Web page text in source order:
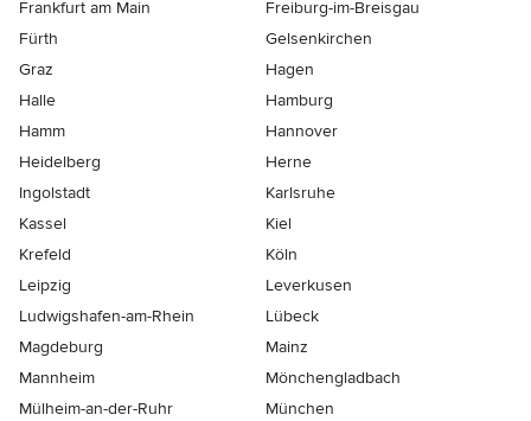
Frankfurt am Main
Freiburg-im-Breisgau
Fürth
Gelsenkirchen
Graz
Hagen
Halle
Hamburg
Hamm
Hannover
Heidelberg
Herne
Ingolstadt
Karlsruhe
Kassel
Kiel
Krefeld
Köln
Leipzig
Leverkusen
Ludwigshafen-am-Rhein
Lübeck
Magdeburg
Mainz
Mannheim
Mönchen­gladbach
Mülheim-an-der-Ruhr
München